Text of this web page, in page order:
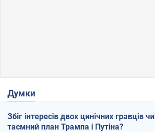
Думки
Збіг інтересів двох цинічних гравців чи
таємний план Трампа і Путіна?